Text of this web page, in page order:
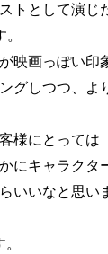
トとして演
画っぽい印
グしつつ、
にとっては
にキャラクタ
いいなと思い